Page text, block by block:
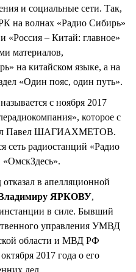
и социальные сети. Так,
на волнах «Радио Сибирь»
«Россия – Китай: главное»
материалов,
на китайском языке, а на
«Один пояс, один путь».
с ноября 2017
которое с
Павел ШАГИАХМЕТОВ.
сеть радиостанций «Радио
в апелляционной
ЯРКОВУ,
в силе. Бывший
управления УМВД
области и МВД РФ
2017 года о его